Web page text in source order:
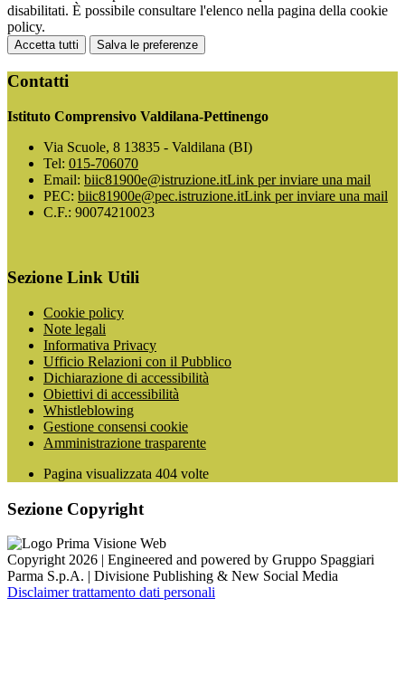
disabilitati. È possibile consultare l'elenco nella pagina della cookie
policy.
Accetta tutti Salva le preferenze
Contatti
Istituto Comprensivo Valdilana-Pettinengo
Via Scuole, 8 13835 - Valdilana (BI)
Tel: 015-706070
Email: biic81900e@istruzione.itLink per inviare una mail
PEC: biic81900e@pec.istruzione.itLink per inviare una mail
C.F.: 90074210023
Sezione Link Utili
Cookie policy
Note legali
Informativa Privacy
Ufficio Relazioni con il Pubblico
Dichiarazione di accessibilità
Obiettivi di accessibilità
Whistleblowing
Gestione consensi cookie
Amministrazione trasparente
Pagina visualizzata 404 volte
Sezione Copyright
Copyright 2026 | Engineered and powered by Gruppo Spaggiari
Parma S.p.A. | Divisione Publishing & New Social Media
Disclaimer trattamento dati personali